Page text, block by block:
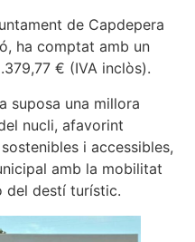
de Capdepera
ha comptat amb un
€ (IVA inclòs).
suposa una millora
nucli, afavorint
i accessibles,
amb la mobilitat
del destí turístic.